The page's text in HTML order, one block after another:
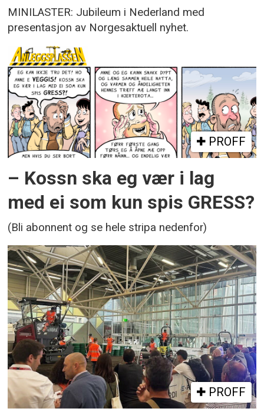
MINILASTER: Jubileum i Nederland med
presentasjon av Norgesaktuell nyhet.
PROFF
– Kossn ska eg vær i lag
med ei som kun spis GRESS?
(Bli abonnent og se hele stripa nedenfor)
PROFF